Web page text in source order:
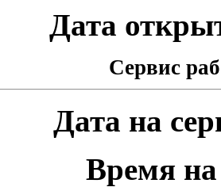
Дата
Сервис
Дата на
Время на